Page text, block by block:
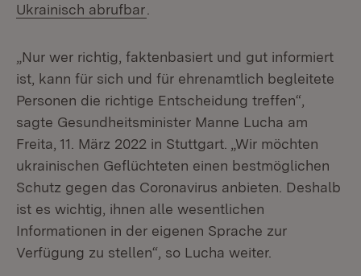
Ukrainisch abrufbar
„Nur wer richtig, faktenbasiert und gut informiert
ist, kann für sich und für ehrenamtlich begleitete
Personen die richtige Entscheidung treffen“,
sagte Gesundheitsminister Manne Lucha am
Freita, 11. März 2022 in Stuttgart. „Wir möchten
ukrainischen Geflüchteten einen bestmöglichen
Schutz gegen das Coronavirus anbieten. Deshalb
ist es wichtig, ihnen alle wesentlichen
Informationen in der eigenen Sprache zur
Verfügung zu stellen“, so Lucha weiter.